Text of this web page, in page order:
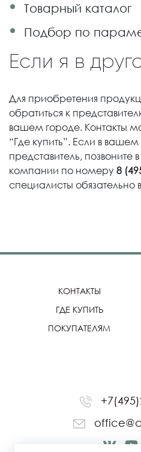
Товарный каталог
Подбор по
Если я в
Для приобретения
обратиться к
вашем городе. Контакты
“Где купить”. Если в вашем
представитель,
компании по номеру 8
специалисты обязательно
КОНТАКТЫ
ГДЕ КУПИТЬ
ПОКУПАТЕЛЯМ